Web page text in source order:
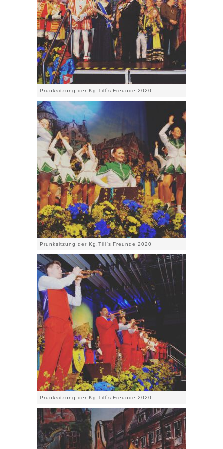
Prunksitzung der Kg.Till`s Freunde 2020
Prunksitzung der Kg.Till`s Freunde 2020
Prunksitzung der Kg.Till`s Freunde 2020